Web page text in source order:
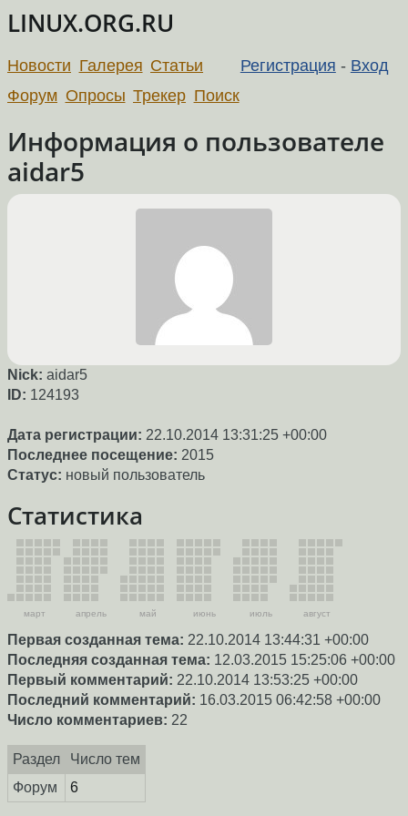
LINUX.ORG.RU
Регистрация - Вход
Новости Галерея Статьи
Форум Опросы Трекер Поиск
Информация о пользователе
aidar5
Nick: aidar5
ID: 124193
Дата регистрации: 22.10.2014 13:31:25 +00:00
Последнее посещение: 2015
Статус: новый пользователь
Статистика
март апрель май июнь июль август
Первая созданная тема: 22.10.2014 13:44:31 +00:00
Последняя созданная тема: 12.03.2015 15:25:06 +00:00
Первый комментарий: 22.10.2014 13:53:25 +00:00
Последний комментарий: 16.03.2015 06:42:58 +00:00
Число комментариев: 22
Раздел
Число тем
Форум
6